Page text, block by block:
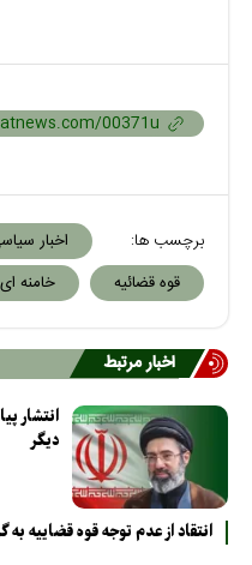
برچسب ها: اخبار
قوه قضائیه
خامنه ای
اخبار مرتبط
انتشار
دیگر
انتقاد از عدم توجه قوه قضاییه